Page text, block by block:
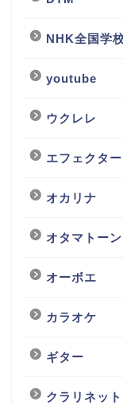
NHK全国学
youtube
ウクレレ
エフェクター
オカリナ
オタマトーン
オーボエ
カラオケ
ギター
クラリネット